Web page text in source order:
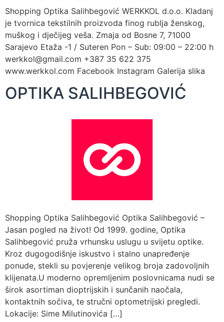
Shopping Optika Salihbegović WERKKOL d.o.o. Kladanj
je tvornica tekstilnih proizvoda finog rublja ženskog,
muškog i dječijeg veša. Zmaja od Bosne 7, 71000
Sarajevo Etaža -1 / Suteren Pon – Sub: 09:00 – 22:00 h
werkkol@gmail.com +387 35 622 375
www.werkkol.com Facebook Instagram Galerija slika
OPTIKA SALIHBEGOVIĆ
Shopping Optika Salihbegović Optika Salihbegović –
Jasan pogled na život! Od 1999. godine, Optika
Salihbegović pruža vrhunsku uslugu u svijetu optike.
Kroz dugogodišnje iskustvo i stalno unapređenje
ponude, stekli su povjerenje velikog broja zadovoljnih
klijenata.U moderno opremljenim poslovnicama nudi se
širok asortiman dioptrijskih i sunčanih naočala,
kontaktnih sočiva, te stručni optometrijski pregledi.
Lokacije: Sime Milutinovića […]